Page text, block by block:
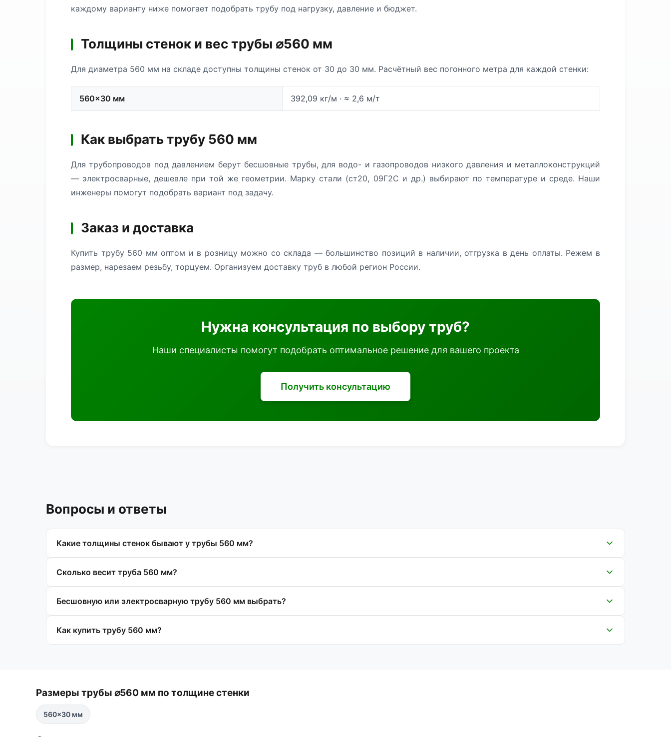
каждому варианту ниже помогает подобрать трубу под нагрузку, давление и бюджет.
Толщины стенок и вес трубы ⌀560 мм
Для диаметра 560 мм на складе доступны толщины стенок от 30 до 30 мм. Расчётный вес погонного метра для каждой стенки:
560×30 мм 392,09 кг/м · ≈ 2,6 м/т
Как выбрать трубу 560 мм
Для трубопроводов под давлением берут бесшовные трубы, для водо- и газопроводов низкого давления и металлоконструкций
— электросварные, дешевле при той же геометрии. Марку стали (ст20, 09Г2С и др.) выбирают по температуре и среде. Наши
инженеры помогут подобрать вариант под задачу.
Заказ и доставка
Купить трубу 560 мм оптом и в розницу можно со склада — большинство позиций в наличии, отгрузка в день оплаты. Режем в
размер, нарезаем резьбу, торцуем. Организуем доставку труб в любой регион России.
Нужна консультация по выбору труб?
Наши специалисты помогут подобрать оптимальное решение для вашего проекта
Получить консультацию
Вопросы и ответы
Какие толщины стенок бывают у трубы 560 мм?
Сколько весит труба 560 мм?
Бесшовную или электросварную трубу 560 мм выбрать?
Как купить трубу 560 мм?
Размеры трубы ⌀560 мм по толщине стенки
560×30 мм